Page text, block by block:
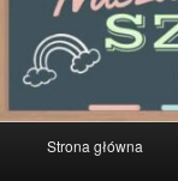
Strona główna